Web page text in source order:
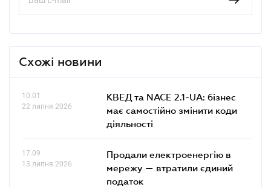
Схожі новини
10.01
22 липня 2026
КВЕД та NACE 2.1-UA: бізнес
має самостійно змінити коди
діяльності
17.09
13 липня 2026
Продали електроенергію в
мережу — втратили єдиний
податок